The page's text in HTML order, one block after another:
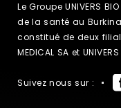
Le Groupe UNIVERS
de la santé au
constitué de deux
MEDICAL SA et
Suivez nous sur :